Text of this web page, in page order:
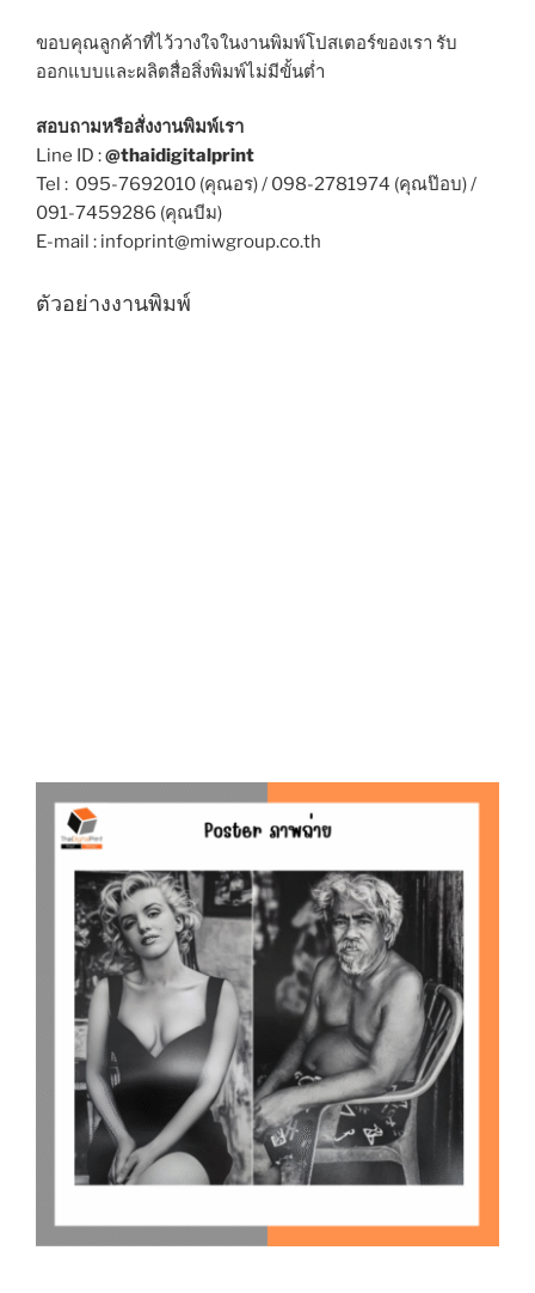
ขอบคุณลูกค้าที่ไว้วางใจในงานพิมพ์โปสเตอร์ของเรา รับ
ออกแบบและผลิตสื่อสิ่งพิมพ์ไม่มีขั้นต่ำ
สอบถามหรือสั่งงานพิมพ์เรา
Line ID :@thaidigitalprint
Tel : 095-7692010 (คุณอร) / 098-2781974 (คุณป๊อบ) /
091-7459286 (คุณบีม)
E-mail : infoprint@miwgroup.co.th
ตัวอย่างงานพิมพ์